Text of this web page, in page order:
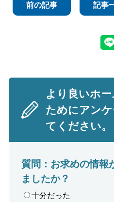
前の記事 記事
より良いホ
ためにアン
てください。
質問：お求めの情報
ましたか？
十分だった